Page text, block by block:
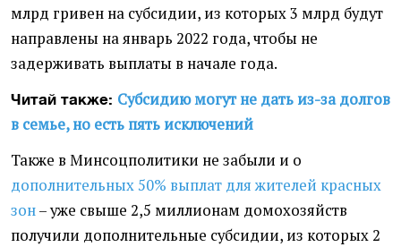
млрд гривен на субсидии, из которых 3 млрд будут
направлены на январь 2022 года, чтобы не
задерживать выплаты в начале года.
Читай также: Субсидию могут не дать из-за долгов
в семье, но есть пять исключений
Также в Минсоцполитики не забыли и о
дополнительных 50% выплат для жителей красных
зон– уже свыше 2,5 миллионам домохозяйств
получили дополнительные субсидии, из которых 2